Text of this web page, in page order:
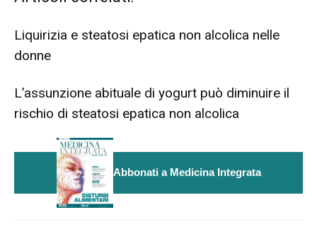
Liquirizia e steatosi epatica non alcolica nelle
donne
L’assunzione abituale di yogurt può diminuire il
rischio di steatosi epatica non alcolica
Abbonati a Medicina Integrata